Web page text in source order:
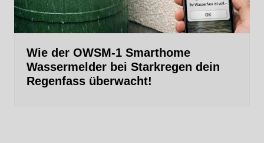
Wie der OWSM‑1 Smarthome
Wassermelder bei Starkregen dein
Regenfass überwacht!